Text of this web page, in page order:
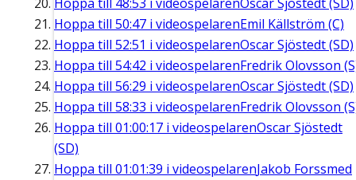
Hoppa till 50:47 i videospelarenEmil Källström (C)
Hoppa till 52:51 i videospelarenOscar Sjöstedt (SD)
Hoppa till 54:42 i videospelarenFredrik Olovsson
Hoppa till 56:29 i videospelarenOscar Sjöstedt (SD)
Hoppa till 58:33 i videospelarenFredrik Olovsson
Hoppa till 01:00:17 i videospelarenOscar Sjöstedt
(SD)
Hoppa till 01:01:39 i videospelarenJakob Forssmed